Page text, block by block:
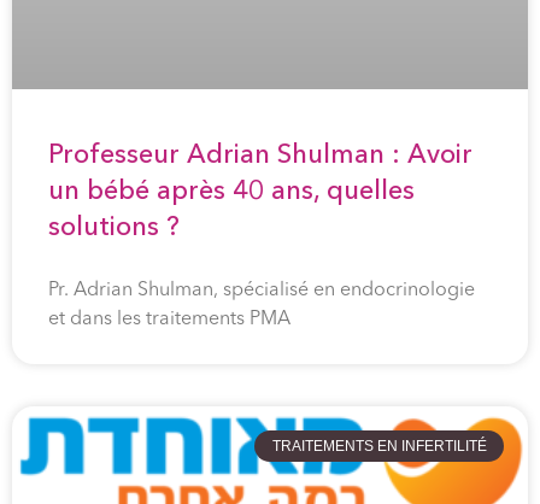
Professeur Adrian Shulman : Avoir
un bébé après 40 ans, quelles
solutions ?
Pr. Adrian Shulman, spécialisé en endocrinologie
et dans les traitements PMA
TRAITEMENTS EN INFERTILITÉ